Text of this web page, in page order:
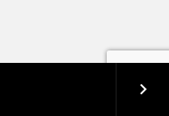
keyboard_arrow_right